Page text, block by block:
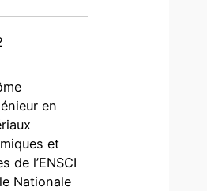
en
et
de l’ENSCI
Nationale